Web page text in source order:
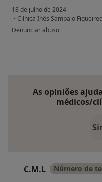
18 de julho de 2024
• Clínica Inês Sampaio
na opinião do utilizador Maria
Denunciar abuso
As opiniões
médicos/
C.M.L Número de